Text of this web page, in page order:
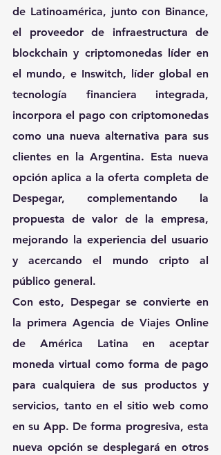
de Latinoamérica, junto con Binance,
el proveedor de infraestructura de
blockchain y criptomonedas líder en
el mundo, e Inswitch, líder global en
tecnología financiera integrada,
incorpora el pago con criptomonedas
como una nueva alternativa para sus
clientes en la Argentina. Esta nueva
opción aplica a la oferta completa de
Despegar, complementando la
propuesta de valor de la empresa,
mejorando la experiencia del usuario
y acercando el mundo cripto al
público general.
Con esto, Despegar se convierte en
la primera Agencia de Viajes Online
de América Latina en aceptar
moneda virtual como forma de pago
para cualquiera de sus productos y
servicios, tanto en el sitio web como
en su App. De forma progresiva, esta
nueva opción se desplegará en otros